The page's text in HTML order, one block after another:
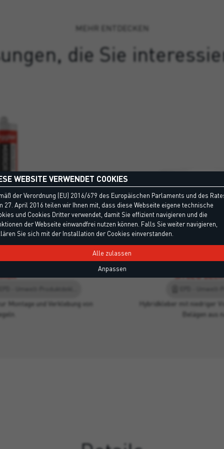
MEHR ENTDECKEN
die Sie
Montage und Verklebung von
- Umwelt-Produktdeklaration,
Montage und Verklebung von
SITOL® DECK
Hybridkleber mit niedriger
Belägen aus
SITOL® DECK
EPD - Umwelt-
Hybridkleber mit niedriger
Belägen aus natürlichem
Geeignet für
WEBSITE VERWENDET COOKIES
der Verordnung (EU) 2016/679 des Europäischen Parlaments und des
27. April 2016 teilen wir Ihnen mit, dass diese Webseite eigene technische
und Cookies Dritter verwendet, damit Sie effizient navigieren und die
der Webseite einwandfrei nutzen können. Falls Sie weiter navigieren,
Sie sich mit der Installation der Cookies einverstanden.
Alle zulassen
Anpassen